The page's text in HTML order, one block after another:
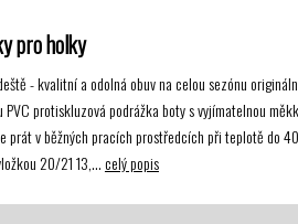
pro holky
- kvalitní a odolná obuv na celou sezónu
PVC protiskluzová podrážka boty s vyjímatelnou
prát v běžných pracích prostředcích při teplotě
20/21 13,...celý popis